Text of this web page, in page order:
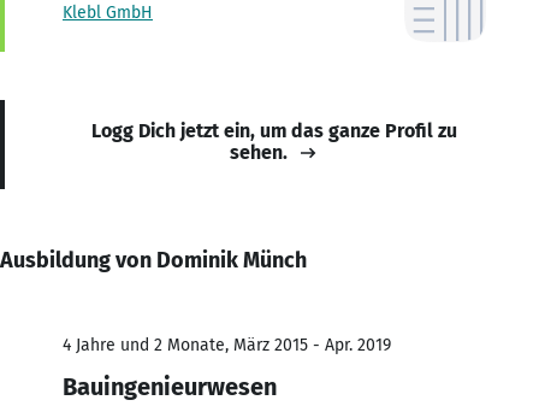
Klebl GmbH
Logg Dich jetzt ein, um das ganze Profil zu
sehen.
Ausbildung von Dominik Münch
4 Jahre und 2 Monate, März 2015 - Apr. 2019
Bauingenieurwesen